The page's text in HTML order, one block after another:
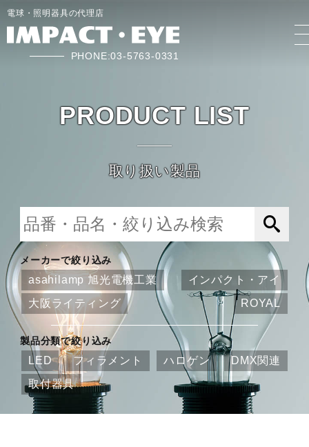
電球・照明器具の代理店
PHONE:03-5763-0331
PRODUCT LIST
取り扱い製品
メーカーで絞り込み
asahilamp 旭光電機工業
インパクト・アイ
大阪ライティング
ROYAL
製品分類で絞り込み
LED フィラメント ハロゲン
DMX関連
取付器具